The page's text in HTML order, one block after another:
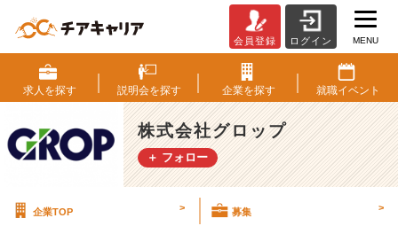
式
会
社
グ
ロ
ッ
会員登録 ログイン MENU
求人を探す 説明会を探す 企業を探す 就職イベント
株式会社グロップ
＋ フォロー
企業TOP > 募集 >